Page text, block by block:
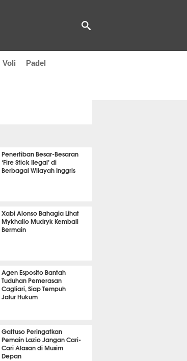
Voli Padel
Penertiban Besar-Besaran
‘Fire Stick Ilegal’ di
Berbagai Wilayah Inggris
Xabi Alonso Bahagia Lihat
Mykhailo Mudryk Kembali
Bermain
Agen Esposito Bantah
Tuduhan Pemerasan
Cagliari, Siap Tempuh
Jalur Hukum
Gattuso Peringatkan
Pemain Lazio Jangan Cari-
Cari Alasan di Musim
Depan